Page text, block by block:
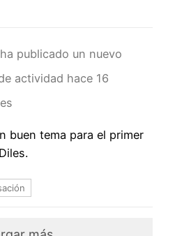
ha publicado un nuevo
actividad hace 16
buen tema para el primer